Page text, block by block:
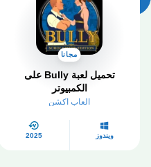
مجانا
تحميل لعبة Bully على
الكمبيوتر
العاب اكشن
ويندوز 2025